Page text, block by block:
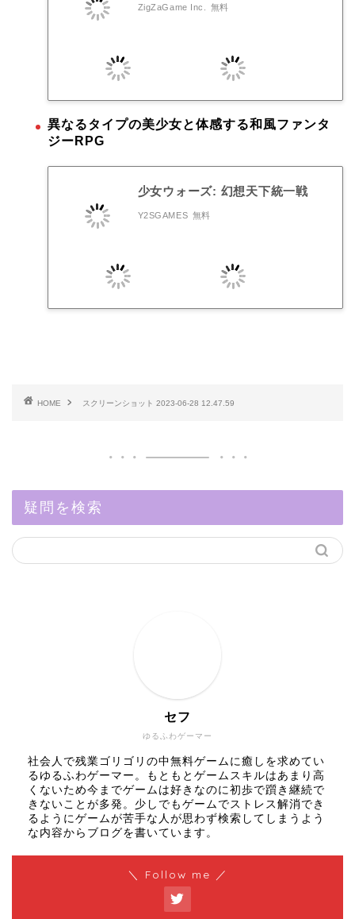
ZigZaGame Inc. 無料
異なるタイプの美少女と体感する和風ファンタ
ジーRPG
少女ウォーズ: 幻想天下統一戦
Y2SGAMES 無料
HOME スクリーンショット 2023-06-28 12.47.59
疑問を検索
ゆるふわゲーマー
セフ
社会人で残業ゴリゴリの中無料ゲームに癒しを求めてい
るゆるふわゲーマー。もともとゲームスキルはあまり高
くないため今までゲームは好きなのに初歩で躓き継続で
きないことが多発。少しでもゲームでストレス解消でき
るようにゲームが苦手な人が思わず検索してしまうよう
な内容からブログを書いています。
＼ Follow me ／